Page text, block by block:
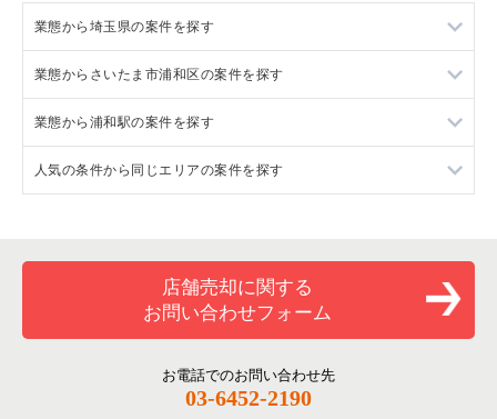
業態から埼玉県の案件を探す
埼玉県のラーメンの居抜き売却物件の案件一覧
埼玉県のフランス料理の居抜き売却物件の案件一覧
埼玉県のイタリア料理の居抜き売却物件の案件一覧
埼玉県のそば・うどんの居抜き売却物件の案件一覧
埼玉県の寿司の居抜き売却物件の案件一覧
埼玉県の鉄板焼き・お好み焼の居抜き売却物件の案件一覧
業態からさいたま市浦和区の案件を探す
さいたま市浦和区のラーメンの居抜き売却物件の案件一覧
さいたま市浦和区のイタリア料理の居抜き売却物件の案件一覧
さいたま市浦和区のアジア料理の居抜き売却物件の案件一覧
さいたま市浦和区のカフェの居抜き売却物件の案件一覧
さいたま市浦和区のバーの居抜き売却物件の案件一覧
業態から浦和駅の案件を探す
浦和駅のラーメンの居抜き売却物件の案件一覧
浦和駅のカフェの居抜き売却物件の案件一覧
浦和駅のテイクアウトの居抜き売却物件の案件一覧
浦和駅の居酒屋・ダイニングバーの居抜き売却物件の案件一覧
人気の条件から同じエリアの案件を探す
さいたま市浦和区の1階の飲食店の居抜き売却物件の案件一覧
浦和駅の1階の飲食店の居抜き売却物件の案件一覧
店舗売却に関する
お問い合わせフォーム
お電話でのお問い合わせ先
03-6452-2190